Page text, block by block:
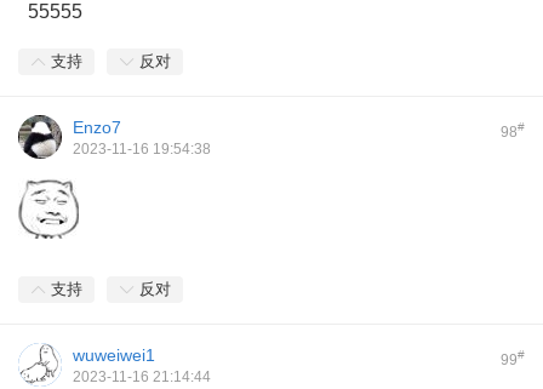
55555
支持 反对
98#
Enzo7
2023-11-16 19:54:38
支持 反对
99#
wuweiwei1
2023-11-16 21:14:44